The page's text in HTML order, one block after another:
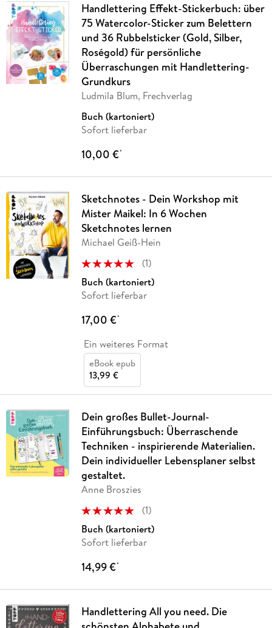
Handlettering Effekt-Stickerbuch: über
75 Watercolor-Sticker zum Belettern
und 36 Rubbelsticker (Gold, Silber,
Roségold) für persönliche
Überraschungen mit Handlettering-
Grundkurs
Ludmila Blum, Frechverlag
Buch (kartoniert)
Sofort lieferbar
10,00 €*
Sketchnotes - Dein Workshop mit
Mister Maikel: In 6 Wochen
Sketchnotes lernen
Michael Geiß-Hein
(1)
Buch (kartoniert)
Sofort lieferbar
17,00 €*
Ein weiteres Format
eBook epub
13,99 €
Dein großes Bullet-Journal-
Einführungsbuch: Überraschende
Techniken - inspirierende Materialien.
Dein individueller Lebensplaner selbst
gestaltet.
Anne Broszies
(1)
Buch (kartoniert)
Sofort lieferbar
14,99 €*
Handlettering All you need. Die